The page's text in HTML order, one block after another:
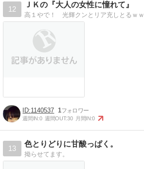
12
ＪＫの『大人の女性に憧れて』
高１やで！ 光輝クンとリア充しとるｗｗ
1140537 1
週間IN:0 週間OUT:30 月間IN:0
13
色とりどりに甘酸っぱく。
拗らせてます。